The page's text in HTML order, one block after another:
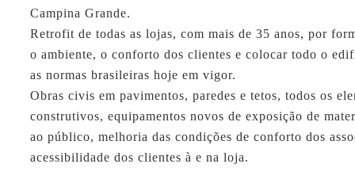
Campina Grande.
Retrofit de todas as lojas, com mais de 35 anos, por
o ambiente, o conforto dos clientes e colocar todo o
as normas brasileiras hoje em vigor.
Obras civis em pavimentos, paredes e tetos, todos os
construtivos, equipamentos novos de exposição de
ao público, melhoria das condições de conforto dos
acessibilidade dos clientes à e na loja.